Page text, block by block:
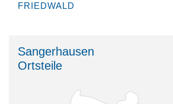
FRIEDWALD
Sangerhausen
Ortsteile